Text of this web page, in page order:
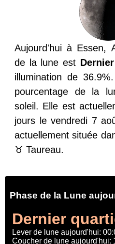
Aujourd'hui à Essen,
de la lune est
illumination de
pourcentage de la
soleil. Elle est
jours le vendredi 7
actuellement située
♉ Taureau.
Phase de la Lune
Dernier
Lever de lune aujourd'hui:
Coucher de lune aujourd'hui: